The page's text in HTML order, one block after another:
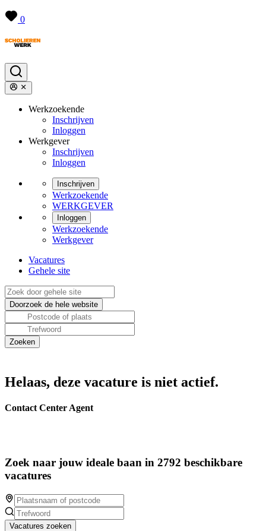
0
Werkzoekende
Inschrijven
Inloggen
Werkgever
Inschrijven
Inloggen
Inschrijven
Werkzoekende
WERKGEVER
Inloggen
Werkzoekende
Werkgever
Vacatures
Gehele site
Helaas, deze vacature is niet actief.
Contact Center Agent
Zoek naar jouw ideale baan in 2792 beschikbare
vacatures
Vacatures zoeken